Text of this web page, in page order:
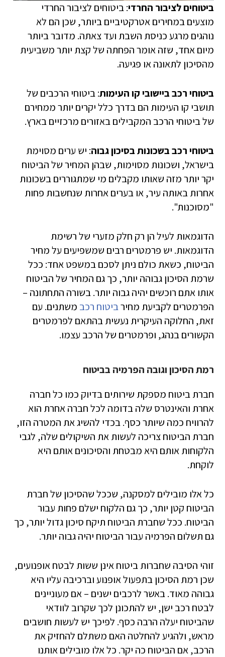
ביטוחים לציבור החרדי: ביטוחים לציבור החרדי
מוצעים במחירים אטרקטיביים ביותר, שכן הם לא
נוהגים מרגע כניסת השבת ועד צאתה. מדובר ביותר
מיום אחד, שזה אומר הפחתה של קצת יותר משביעית
מהסיכון לתאונה או פגיעה.
ביטוחי רכב ביישובי קו העימות: ביטוחי הרכבים של
תושבי קו העימות הם בדרך כלל יקרים יותר ממחירם
של ביטוחי הרכב המקבילים באזורים מרכזיים בארץ.
ביטוחי רכב בשכונות בסיכון גבוה: יש ערים מסוימת
בישראל, ושכונות מסוימות, שבהן המחיר של הביטוח
יקר יותר מזה שאותו מקבלים מי שמתגוררים בשכונות
אחרות באותה עיר, או בערים אחרות שנחשבות פחות
"מסוכנות".
הדוגמאות לעיל הן רק חלק מזערי של רשימת
הדוגמאות. יש פרמטרים רבים שמשפיעים על מחיר
הביטוח, כשאת כולם ניתן לסכם במשפט אחד: ככל
שרמת הסיכון גבוהה יותר, כך גם המחיר של הביטוח
אותו אתם רוכשים יהיה גבוה יותר. בשורה התחתונה –
הפרמטרים לקביעת מחירביטוח רכב משתנים. עם
זאת, החלוקה העיקרית נעשית בהתאם לפרמטרים
הקשורים בנהג, ופרמטרים של הרכב עצמו.
רמת הסיכון וגובה הפרמיה בביטוח
חברת ביטוח מספקת שירותים בדיוק כמו כל חברה
אחרת והאינטרס שלה בדומה לכל חברה אחרת הוא
להרוויח כמה שיותר כסף. בכדי להשיג את המטרה הזו,
חברת הביטוח צריכה לעשות את השיקולים שלה, לגבי
הלקוחות אותם היא מבטחת והסיכונים אותם היא
לוקחת.
כל אלו מובילים למסקנה, שככל שהסיכון של חברת
הביטוח קטן יותר, כך גם הלקוח ישלם פחות עבור
הביטוח. ככל שחברת הביטוח תיקח סיכון גדול יותר, כך
גם תשלום הפרמיה עבור הביטוח יהיה גבוה יותר.
זוהי הסיבה שחברות ביטוח אינן ששות לבטח אופנועים,
שכן רמת הסיכון בתפעול אופנוע וברכיבה עליו היא
גבוהה מאוד. באשר לרכבים ישנים – אם מעוניינים
לבטח רכב ישן, יש להתכונן לכך שקרוב לוודאי
שהביטוח יעלה הרבה כסף. לפיכך יש לעשות חושבים
מראש, ולהגיע להחלטה האם משתלם להחזיק את
הרכב, אם הביטוח כה יקר. כל אלו מובילים אותנו